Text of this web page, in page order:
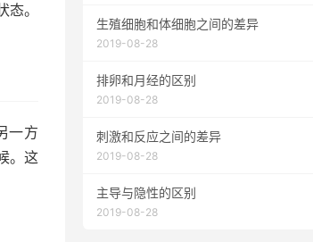
。
一方
。这
生殖细胞和体细胞之间的差异
2019-08-28
排卵和月经的区别
2019-08-28
刺激和反应之间的差异
2019-08-28
主导与隐性的区别
2019-08-28